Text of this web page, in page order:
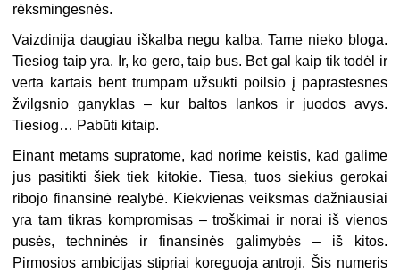
rėksmingesnės.
Vaizdinija daugiau iškalba negu kalba. Tame nieko bloga.
Tiesiog taip yra. Ir, ko gero, taip bus. Bet gal kaip tik todėl ir
verta kartais bent trumpam užsukti poilsio į paprastesnes
žvilgsnio ganyklas – kur baltos lankos ir juodos avys.
Tiesiog… Pabūti kitaip.
Einant metams supratome, kad norime keistis, kad galime
jus pasitikti šiek tiek kitokie. Tiesa, tuos siekius gerokai
ribojo finansinė realybė. Kiekvienas veiksmas dažniausiai
yra tam tikras kompromisas – troškimai ir norai iš vienos
pusės, techninės ir finansinės galimybės – iš kitos.
Pirmosios ambicijas stipriai koreguoja antroji. Šis numeris